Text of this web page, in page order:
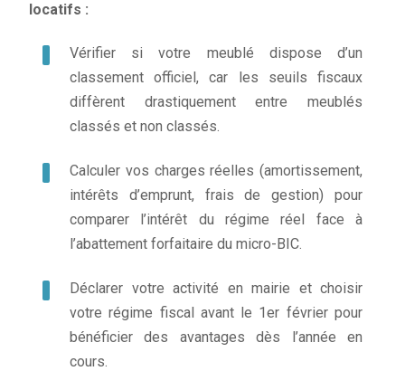
locatifs :
Vérifier si votre meublé dispose d’un
classement officiel, car les seuils fiscaux
diffèrent drastiquement entre meublés
classés et non classés.
Calculer vos charges réelles (amortissement,
intérêts d’emprunt, frais de gestion) pour
comparer l’intérêt du régime réel face à
l’abattement forfaitaire du micro-BIC.
Déclarer votre activité en mairie et choisir
votre régime fiscal avant le 1er février pour
bénéficier des avantages dès l’année en
cours.